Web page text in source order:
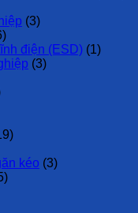
(3)
điện (ESD) (1)
(3)
kéo (3)